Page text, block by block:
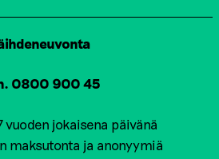
0800 900 45
jokaisena päivänä
maksutonta ja anonyymiä